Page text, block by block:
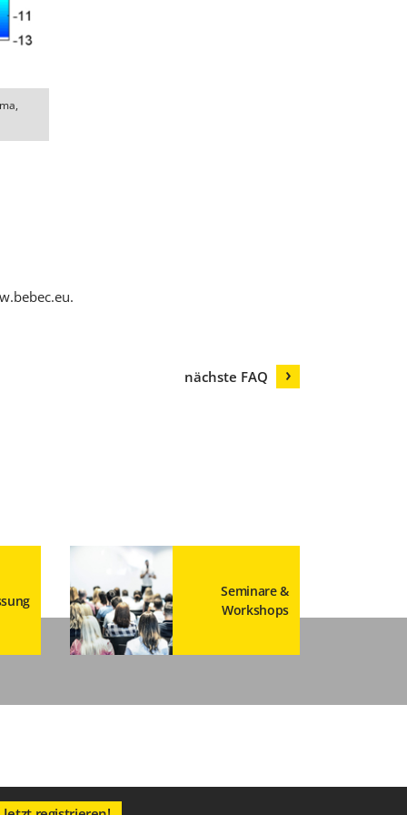
.
nächste FAQ
Seminare &
Workshops